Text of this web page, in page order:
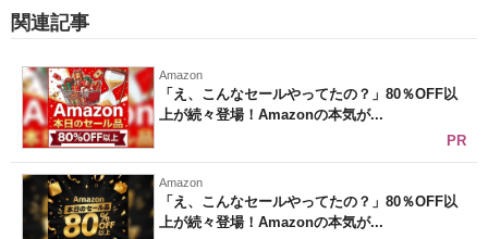
関連記事
Amazon
「え、こんなセールやってたの？」80％OFF以
上が続々登場！Amazonの本気が...
PR
Amazon
「え、こんなセールやってたの？」80％OFF以
上が続々登場！Amazonの本気が...